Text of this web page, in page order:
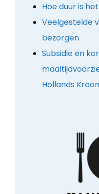
Hoe duur is
Veelgestelde
bezorgen
Subsidie en
Hollands Kroon